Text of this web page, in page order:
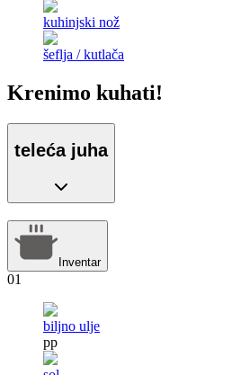
kuhinjski nož
šeflja / kutlača
Krenimo kuhati!
teleća juha
Inventar
01
biljno ulje
pp